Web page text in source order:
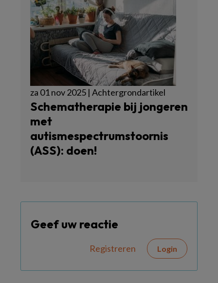
za 01 nov 2025 | Achtergrondartikel
Schematherapie bij jongeren
met
autismespectrumstoornis
(ASS): doen!
Geef uw reactie
Registreren Login